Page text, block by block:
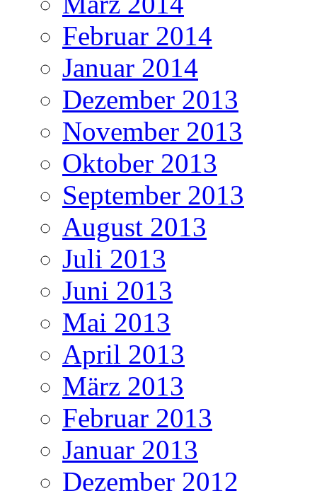
Februar 2014
Januar 2014
Dezember 2013
November 2013
Oktober 2013
September 2013
August 2013
Juli 2013
Juni 2013
Mai 2013
April 2013
März 2013
Februar 2013
Januar 2013
Dezember 2012